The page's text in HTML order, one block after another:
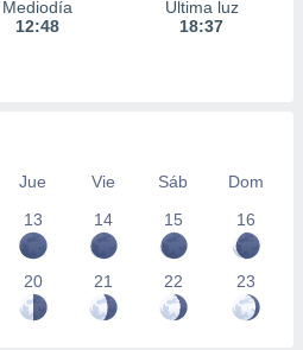
Mediodía
12:48
Última luz
18:37
Jue Vie Sáb
Dom
13 14 15 16
20 21 22 23